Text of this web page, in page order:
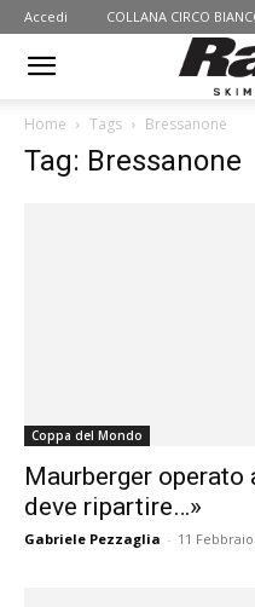
Accedi COLLANA CIRCO
Home Tags Bressanone
Tag: Bressanone
Coppa del Mondo
Maurberger operato
deve ripartire…»
Gabriele Pezzaglia - 11 Febbraio